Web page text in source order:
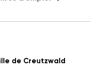
de Creutzwald